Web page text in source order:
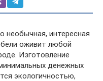
необычная, интересная
оживит любой
Изготовление
денежных
экологичностью,